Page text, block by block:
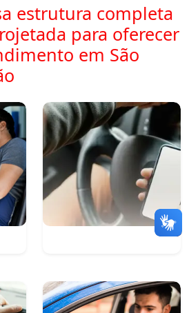
estrutura completa
para oferecer
em São